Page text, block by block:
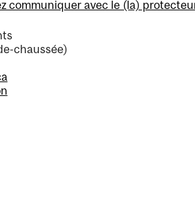
communiquer avec le (la)
chaussée)